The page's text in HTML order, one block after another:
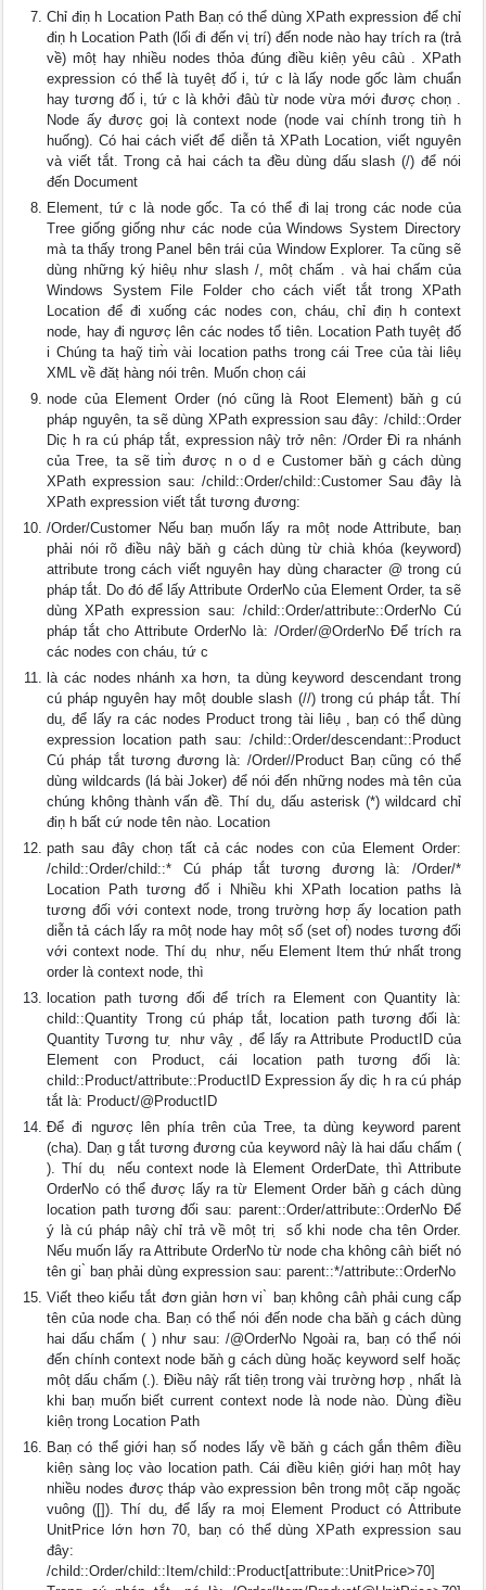
Chỉ điṇ h Location Path Baṇ có thể dùng XPath expression để chỉ
điṇ h Location Path (lối đi đến vi ̣trí) đến node nào hay trích ra (trả
về) môṭ hay nhiều nodes thỏa đúng điều kiêṇ yêu câù . XPath
expression có thể là tuyêṭ đố i, tứ c là lấy node gốc làm chuẩn
hay tương đố i, tứ c là khởi đâù từ node vừa mới đươc̣ choṇ .
Node ấy đươc̣ goị là context node (node vai chính trong tiǹ h
huống). Có hai cách viết để diễn tả XPath Location, viết nguyên
và viết tắt. Trong cả hai cách ta đều dùng dấu slash (/) để nói
đến Document
Element, tứ c là node gốc. Ta có thể đi laị trong các node của
Tree giống giống như các node của Windows System Directory
mà ta thấy trong Panel bên trái của Window Explorer. Ta cũng sẽ
dùng những ký hiêụ như slash /, môṭ chấm . và hai chấm của
Windows System File Folder cho cách viết tắt trong XPath
Location để đi xuống các nodes con, cháu, chỉ điṇ h context
node, hay đi ngươc̣ lên các nodes tổ tiên. Location Path tuyêṭ đố
i Chúng ta haỹ tim̀ vài location paths trong cái Tree của tài liêụ
XML về đăṭ hàng nói trên. Muốn choṇ cái
node của Element Order (nó cũng là Root Element) băǹ g cú
pháp nguyên, ta sẽ dùng XPath expression sau đây: /child::Order
Dic̣ h ra cú pháp tắt, expression nâỳ trở nên: /Order Đi ra nhánh
của Tree, ta sẽ tim̀ đươc̣ n o d e Customer băǹ g cách dùng
XPath expression sau: /child::Order/child::Customer Sau đây là
XPath expression viết tắt tương đương:
/Order/Customer Nếu baṇ muốn lấy ra môṭ node Attribute, baṇ
phải nói rõ điều nâỳ băǹ g cách dùng từ chià khóa (keyword)
attribute trong cách viết nguyên hay dùng character @ trong cú
pháp tắt. Do đó để lấy Attribute OrderNo của Element Order, ta sẽ
dùng XPath expression sau: /child::Order/attribute::OrderNo Cú
pháp tắt cho Attribute OrderNo là: /Order/@OrderNo Để trích ra
các nodes con cháu, tứ c
là các nodes nhánh xa hơn, ta dùng keyword descendant trong
cú pháp nguyên hay môṭ double slash (//) trong cú pháp tắt. Thí
du,̣ để lấy ra các nodes Product trong tài liêụ , baṇ có thể dùng
expression location path sau: /child::Order/descendant::Product
Cú pháp tắt tương đương là: /Order//Product Baṇ cũng có thể
dùng wildcards (lá bài Joker) để nói đến những nodes mà tên của
chúng không thành vấn đề. Thí du,̣ dấu asterisk (*) wildcard chỉ
điṇ h bất cứ node tên nào. Location
path sau đây choṇ tất cả các nodes con của Element Order:
/child::Order/child::* Cú pháp tắt tương đương là: /Order/*
Location Path tương đố i Nhiều khi XPath location paths là
tương đối với context node, trong trường hơp̣ ấy location path
diễn tả cách lấy ra môṭ node hay môṭ số (set of) nodes tương đối
với context node. Thí du ̣ như, nếu Element Item thứ nhất trong
order là context node, thì
location path tương đối để trích ra Element con Quantity là:
child::Quantity Trong cú pháp tắt, location path tương đối là:
Quantity Tương tư ̣ như vâỵ , để lấy ra Attribute ProductID của
Element con Product, cái location path tương đối là:
child::Product/attribute::ProductID Expression ấy dic̣ h ra cú pháp
tắt là: Product/@ProductID
Để đi ngươc̣ lên phía trên của Tree, ta dùng keyword parent
(cha). Daṇ g tắt tương đương của keyword nâỳ là hai dấu chấm (
). Thí du ̣ nếu context node là Element OrderDate, thì Attribute
OrderNo có thể đươc̣ lấy ra từ Element Order băǹ g cách dùng
location path tương đối sau: parent::Order/attribute::OrderNo Để
ý là cú pháp nâỳ chỉ trả về môṭ tri ̣ số khi node cha tên Order.
Nếu muốn lấy ra Attribute OrderNo từ node cha không câǹ biết nó
tên gi ̀ baṇ phải dùng expression sau: parent::*/attribute::OrderNo
Viết theo kiểu tắt đơn giản hơn vi ̀ baṇ không câǹ phải cung cấp
tên của node cha. Baṇ có thể nói đến node cha băǹ g cách dùng
hai dấu chấm ( ) như sau: /@OrderNo Ngoài ra, baṇ có thể nói
đến chính context node băǹ g cách dùng hoăc̣ keyword self hoăc̣
môṭ dấu chấm (.). Điều nâỳ rất tiêṇ trong vài trường hơp̣ , nhất là
khi baṇ muốn biết current context node là node nào. Dùng điều
kiêṇ trong Location Path
Baṇ có thể giới haṇ số nodes lấy về băǹ g cách gắn thêm điều
kiêṇ sàng loc̣ vào location path. Cái điều kiêṇ giới haṇ môṭ hay
nhiều nodes đươc̣ tháp vào expression bên trong môṭ căp̣ ngoăc̣
vuông ([]). Thí du,̣ để lấy ra moị Element Product có Attribute
UnitPrice lớn hơn 70, baṇ có thể dùng XPath expression sau
đây:
/child::Order/child::Item/child::Product[attribute::UnitPrice>70]